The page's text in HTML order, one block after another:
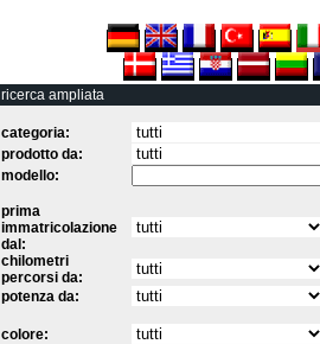
ricerca ampliata
categoria:
prodotto da:
modello:
prima
immatricolazione
dal:
chilometri
percorsi da:
potenza da:
colore: